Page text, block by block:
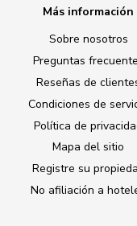
Más información
Sobre nosotros
Preguntas
Reseñas de
Condiciones de
Política de
Mapa del sitio
Registre su
No afiliación a